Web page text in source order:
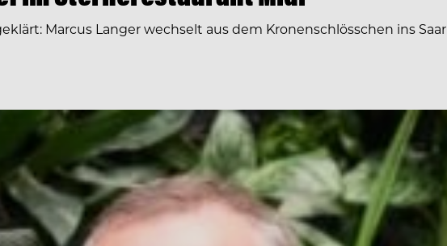
Marcus Langer wechselt aus dem Kronenschlösschen ins